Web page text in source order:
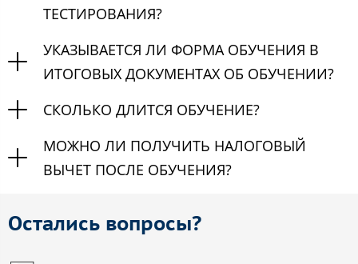
ТЕСТИРОВАНИЯ?
УКАЗЫВАЕТСЯ ЛИ ФОРМА ОБУЧЕНИЯ В
ИТОГОВЫХ ДОКУМЕНТАХ ОБ ОБУЧЕНИИ?
СКОЛЬКО ДЛИТСЯ ОБУЧЕНИЕ?
МОЖНО ЛИ ПОЛУЧИТЬ НАЛОГОВЫЙ
ВЫЧЕТ ПОСЛЕ ОБУЧЕНИЯ?
Остались вопросы?